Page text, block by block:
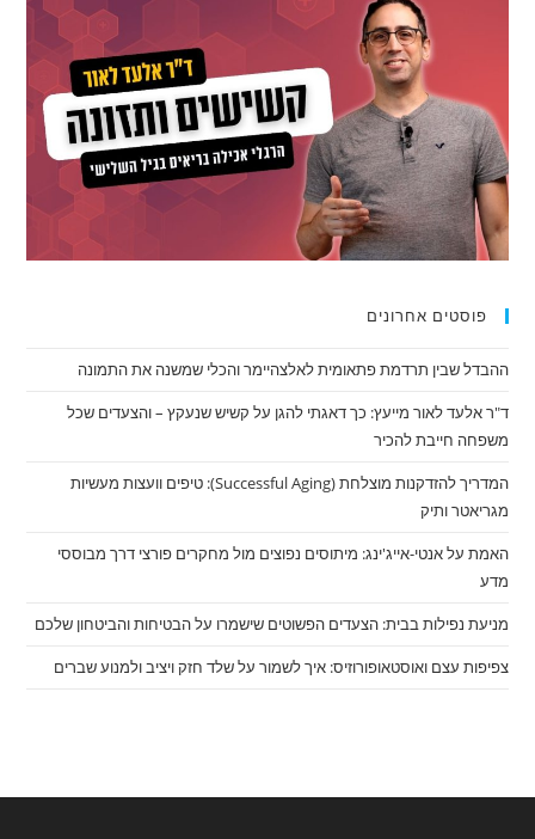
פוסטים אחרונים
ההבדל שבין תרדמת פתאומית לאלצהיימר והכלי שמשנה את התמונה
ד"ר אלעד לאור מייעץ: כך דאגתי להגן על קשיש שנעקץ – והצעדים שכל
משפחה חייבת להכיר
המדריך להזדקנות מוצלחת (Successful Aging): טיפים וועצות מעשיות
מגריאטר ותיק
האמת על אנטי-אייג'ינג: מיתוסים נפוצים מול מחקרים פורצי דרך מבוססי
מדע
מניעת נפילות בבית: הצעדים הפשוטים שישמרו על הבטיחות והביטחון שלכם
צפיפות עצם ואוסטאופורוזיס: איך לשמור על שלד חזק ויציב ולמנוע שברים